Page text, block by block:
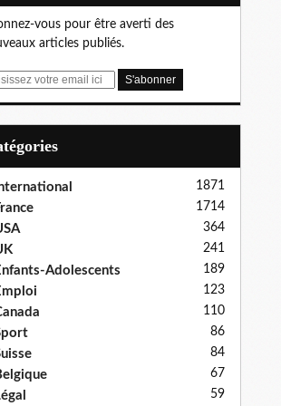
vous pour être averti des
articles publiés.
1871
1714
364
241
Adolescents 189
123
110
86
84
67
59